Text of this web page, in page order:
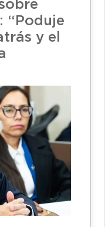
“Poduje
y el